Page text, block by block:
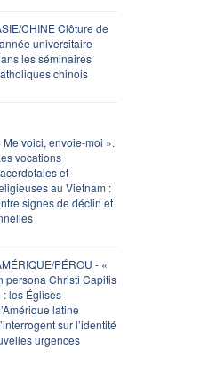
CHINE Clôture de
universitaire
les séminaires
chinois
Me voici, envoie-moi ».
vocations
et
au Vietnam :
signes de déclin et
PÉROU - «
persona Christi Capitis
: les Églises
latine
sur l’identité
urgences